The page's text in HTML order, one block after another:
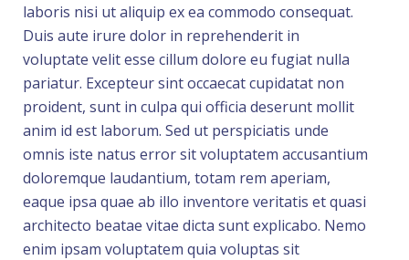
laboris nisi ut aliquip ex ea commodo consequat.
Duis aute irure dolor in reprehenderit in
voluptate velit esse cillum dolore eu fugiat nulla
pariatur. Excepteur sint occaecat cupidatat non
proident, sunt in culpa qui officia deserunt mollit
anim id est laborum. Sed ut perspiciatis unde
omnis iste natus error sit voluptatem accusantium
doloremque laudantium, totam rem aperiam,
eaque ipsa quae ab illo inventore veritatis et quasi
architecto beatae vitae dicta sunt explicabo. Nemo
enim ipsam voluptatem quia voluptas sit